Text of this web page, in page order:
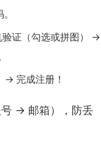
证（勾选或拼图） →
→ 完成注册！
→ 邮箱），防丢